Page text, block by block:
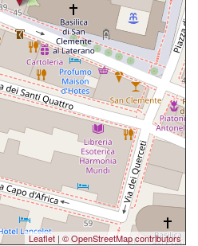
Leaflet | © OpenStreetMap contributors